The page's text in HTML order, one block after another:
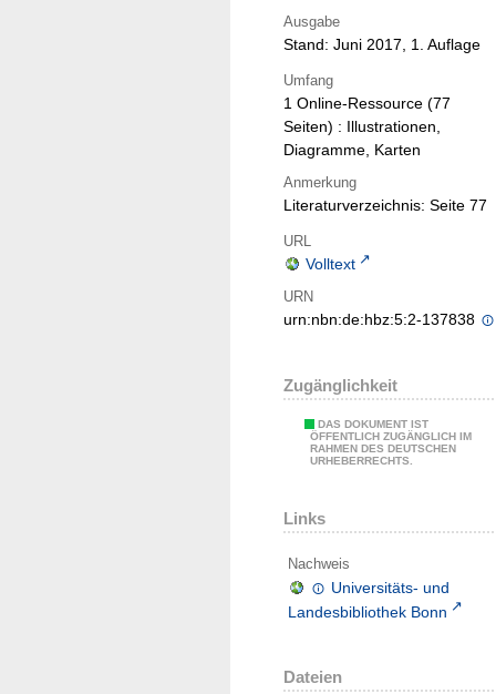
Ausgabe
Stand: Juni 2017, 1. Auflage
Umfang
1 Online-Ressource (77
Seiten) : Illustrationen,
Diagramme, Karten
Anmerkung
Literaturverzeichnis: Seite 77
URL
Volltext
URN
urn:nbn:de:hbz:5:2-137838
Zugänglichkeit
DAS DOKUMENT IST
ÖFFENTLICH ZUGÄNGLICH IM
RAHMEN DES DEUTSCHEN
URHEBERRECHTS.
Links
Nachweis
Universitäts- und
Landesbibliothek Bonn
Dateien